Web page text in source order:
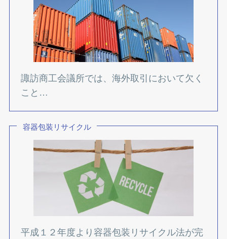
諏訪商工会議所では、海外取引において欠く
こと…
容器包装リサイクル
平成１２年度より容器包装リサイクル法が完